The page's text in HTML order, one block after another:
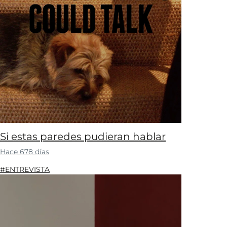
Si estas paredes pudieran hablar
Hace 678 días
#ENTREVISTA